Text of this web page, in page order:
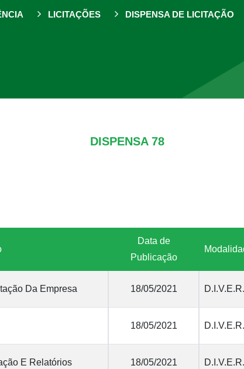
LICITAÇÕES DISPENSA DE LICITAÇÃO
DISPENSA 78
Data de
Publicação
Da Empresa 18/05/2021
18/05/2021
E Relatórios 18/05/2021